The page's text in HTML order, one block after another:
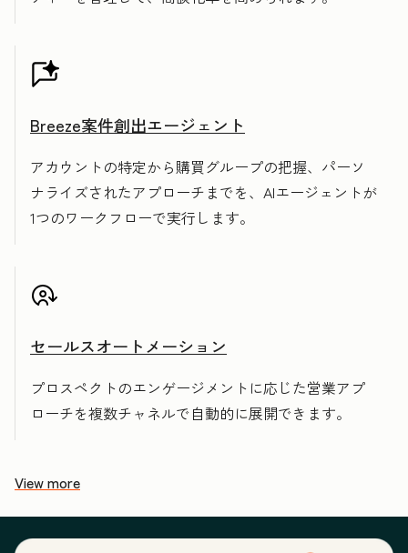
Breeze案件創出エージェント
アカウントの特定から購買グループの把握、パーソ
ナライズされたアプローチまでを、AIエージェントが
1つのワークフローで実行します。
セールスオートメーション
プロスペクトのエンゲージメントに応じた営業アプ
ローチを複数チャネルで自動的に展開できます。
View more